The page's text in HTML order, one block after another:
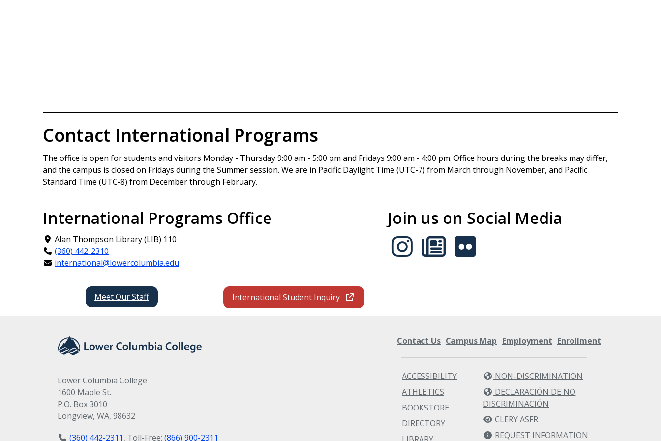
英語に自信がなくても、勇気を出して参加すれば新しい経験や友達を得られ、英語への苦手意識も自然
と減っていく。大切なのは英語力よりも積極性とオープンな姿勢です。
ホストファミリーや先生、プログラムにかかわっていた方々がとても温かく、そのような日常生活の中
このような機会は限られているため、少しでも興味があるなら挑戦するべきで、将来きっと「人生で一
番」と言えるほどの思い出になる。
Contact International Programs
The office is open for students and visitors Monday - Thursday 9:00 am - 5:00 pm and Fridays 9:00 am - 4:00 pm. Office hours during the breaks may differ,
and the campus is closed on Fridays during the Summer session. We are in Pacific Daylight Time (UTC-7) from March through November, and Pacific
Standard Time (UTC-8) from December through February.
International Programs Office
Alan Thompson Library (LIB) 110
(360) 442-2310
international@lowercolumbia.edu
Meet Our Staff International Student Inquiry
Join us on Social Media
Lower Columbia College
1600 Maple St.
P.O. Box 3010
Longview, WA, 98632
(360) 442-2311, Toll-Free: (866) 900-2311
Contact Us Campus Map Employment Enrollment
ACCESSIBILITY
ATHLETICS
BOOKSTORE
DIRECTORY
NON-DISCRIMINATION
DECLARACIÓN DE NO
DISCRIMINACIÓN
CLERY ASFR
REQUEST INFORMATION